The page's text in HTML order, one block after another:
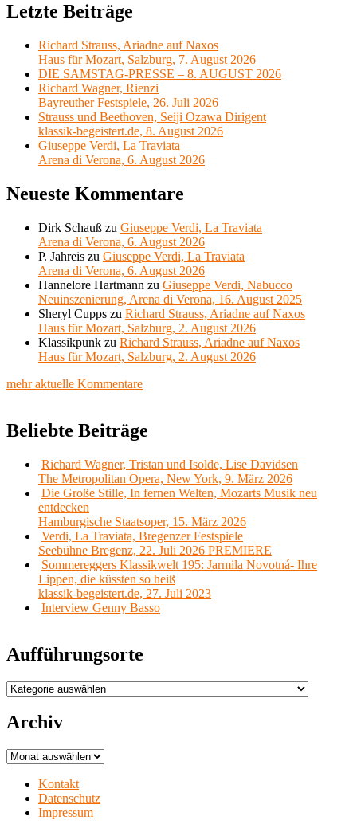
Letzte Beiträge
Richard Strauss, Ariadne auf Naxos
Haus für Mozart, Salzburg, 7. August 2026
DIE SAMSTAG-PRESSE – 8. AUGUST 2026
Richard Wagner, Rienzi
Bayreuther Festspiele, 26. Juli 2026
Strauss und Beethoven, Seiji Ozawa Dirigent
klassik-begeistert.de, 8. August 2026
Giuseppe Verdi, La Traviata
Arena di Verona, 6. August 2026
Neueste Kommentare
Dirk Schauß zu Giuseppe Verdi, La Traviata
Arena di Verona, 6. August 2026
P. Jahreis zu Giuseppe Verdi, La Traviata
Arena di Verona, 6. August 2026
Hannelore Hartmann zu Giuseppe Verdi, Nabucco
Neuinszenierung, Arena di Verona, 16. August 2025
Sheryl Cupps zu Richard Strauss, Ariadne auf Naxos
Haus für Mozart, Salzburg, 2. August 2026
Klassikpunk zu Richard Strauss, Ariadne auf Naxos
Haus für Mozart, Salzburg, 2. August 2026
mehr aktuelle Kommentare
Beliebte Beiträge
Richard Wagner, Tristan und Isolde, Lise Davidsen
The Metropolitan Opera, New York, 9. März 2026
Die Große Stille, In fernen Welten, Mozarts Musik neu
entdecken
Hamburgische Staatsoper, 15. März 2026
Verdi, La Traviata, Bregenzer Festspiele
Seebühne Bregenz, 22. Juli 2026 PREMIERE
Sommereggers Klassikwelt 195: Jarmila Novotná- Ihre
Lippen, die küssten so heiß
klassik-begeistert.de, 27. Juli 2023
Interview Genny Basso
Aufführungsorte
Aufführungsorte
Archiv
Archiv
Kontakt
Datenschutz
Impressum